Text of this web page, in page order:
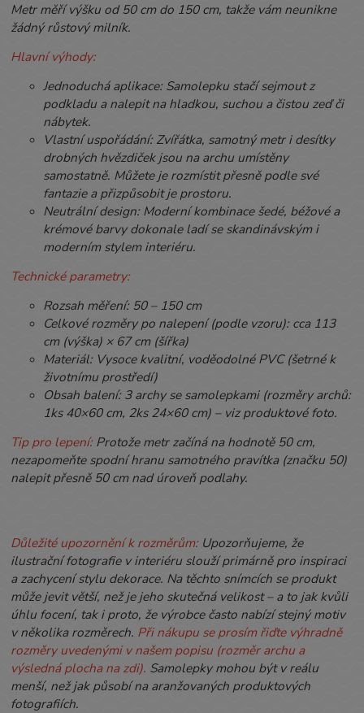
Metr měří výšku od 50 cm do 150 cm, takže vám neunikne
žádný růstový milník.
Hlavní výhody:
Jednoduchá aplikace: Samolepku stačí sejmout z
podkladu a nalepit na hladkou, suchou a čistou zeď či
nábytek.
Vlastní uspořádání: Zvířátka, samotný metr i desítky
drobných hvězdiček jsou na archu umístěny
samostatně. Můžete je rozmístit přesně podle své
fantazie a přizpůsobit je prostoru.
Neutrální design: Moderní kombinace šedé, béžové a
krémové barvy dokonale ladí se skandinávským i
moderním stylem interiéru.
Technické parametry:
Rozsah měření: 50 – 150 cm
Celkové rozměry po nalepení (podle vzoru): cca 113
cm (výška) × 67 cm (šířka)
Materiál: Vysoce kvalitní, voděodolné PVC (šetrné k
životnímu prostředí)
Obsah balení: 3 archy se samolepkami (rozměry archů:
1ks 40×60 cm, 2ks 24×60 cm) – viz produktové foto.
Tip pro lepení: Protože metr začíná na hodnotě 50 cm,
nezapomeňte spodní hranu samotného pravítka (značku 50)
nalepit přesně 50 cm nad úroveň podlahy.
Důležité upozornění k rozměrům: Upozorňujeme, že
ilustrační fotografie v interiéru slouží primárně pro inspiraci
a zachycení stylu dekorace. Na těchto snímcích se produkt
může jevit větší, než je jeho skutečná velikost – a to jak kvůli
úhlu focení, tak i proto, že výrobce často nabízí stejný motiv
v několika rozměrech. Při nákupu se prosím řiďte výhradně
rozměry uvedenými v našem popisu (rozměr archu a
výsledná plocha na zdi). Samolepky mohou být v reálu
menší, než jak působí na aranžovaných produktových
fotografiích.